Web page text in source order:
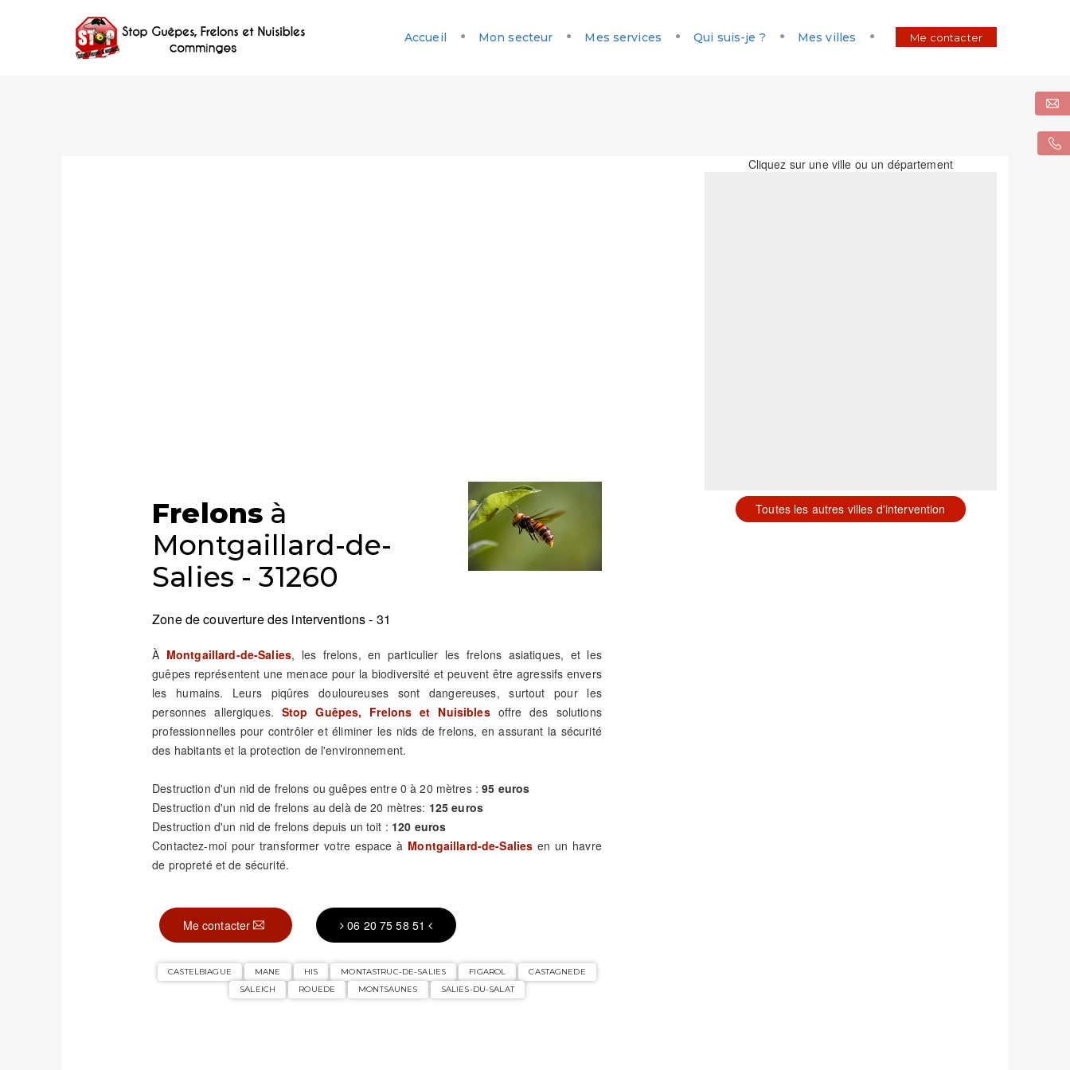
Accueil Mon secteur Mes services Qui suis-je ? Mes villes Me contacter
Frelons à
Montgaillard-de-
Salies - 31260
Zone de couverture des interventions - 31
À Montgaillard-de-Salies, les frelons, en particulier les frelons asiatiques, et les
guêpes représentent une menace pour la biodiversité et peuvent être agressifs envers
les humains. Leurs piqûres douloureuses sont dangereuses, surtout pour les
personnes allergiques. Stop Guêpes, Frelons et Nuisiblesoffre des solutions
professionnelles pour contrôler et éliminer les nids de frelons, en assurant la sécurité
des habitants et la protection de l'environnement.
Destruction d'un nid de frelons ou guêpes entre 0 à 20 mètres :95 euros
Destruction d'un nid de frelons au delà de 20 mètres: 125 euros
Destruction d'un nid de frelons depuis un toit : 120 euros
Contactez-moi pour transformer votre espace à Montgaillard-de-Salies en un havre
de propreté et de sécurité.
Me contacter 06 20 75 58 51
CASTELBIAGUE MANE HIS MONTASTRUC-DE-SALIES FIGAROL
CASTAGNEDE
SALEICH
ROUEDE MONTSAUNES SALIES-DU-SALAT
Cliquez sur une ville ou un département
Toutes les autres villes d'intervention